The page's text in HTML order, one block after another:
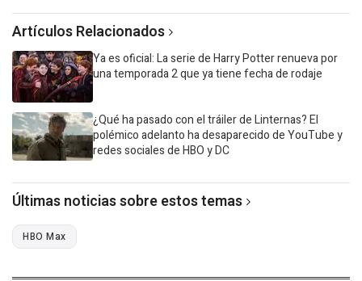
Artículos Relacionados
Ya es oficial: La serie de Harry Potter renueva por
una temporada 2 que ya tiene fecha de rodaje
¿Qué ha pasado con el tráiler de Linternas? El
polémico adelanto ha desaparecido de YouTube y
redes sociales de HBO y DC
Últimas noticias sobre estos temas
HBO Max